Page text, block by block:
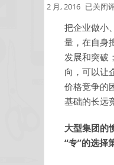
2 月, 2016 设
公
司
生
存
法
则：
公
司
做
已关闭
把企业做小
量，在自身
发展和突破
向，可以让
价格竞争的
基础的长远
大型集团
“专”的选择